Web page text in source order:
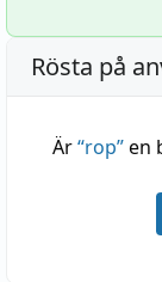
Rösta på
Är“rop”en